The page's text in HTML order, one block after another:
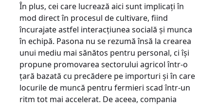
În plus, cei care lucrează aici sunt implicaţi în
mod direct în procesul de cultivare, fiind
încurajate astfel interacţiunea socială şi munca
în echipă. Pasona nu se rezumă însă la crearea
unui mediu mai sănătos pentru personal, ci îşi
propune promovarea sectorului agricol într-o
ţară bazată cu precădere pe importuri şi în care
locurile de muncă pentru fermieri scad într-un
ritm tot mai accelerat. De aceea, compania